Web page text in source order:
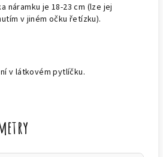
náramku je 18-23 cm (lze jej
v jiném očku řetízku).
v látkovém pytlíčku.